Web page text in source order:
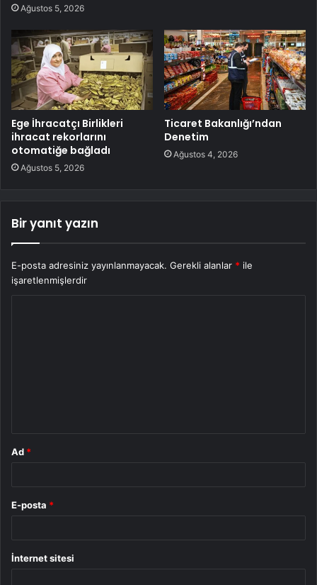
Ağustos 5, 2026
Ege İhracatçı Birlikleri
ihracat rekorlarını
otomatiğe bağladı
Ağustos 5, 2026
Ticaret Bakanlığı’ndan
Denetim
Ağustos 4, 2026
Bir yanıt yazın
E-posta adresiniz yayınlanmayacak. Gerekli alanlar * ile
işaretlenmişlerdir
Ad *
E-posta *
İnternet sitesi